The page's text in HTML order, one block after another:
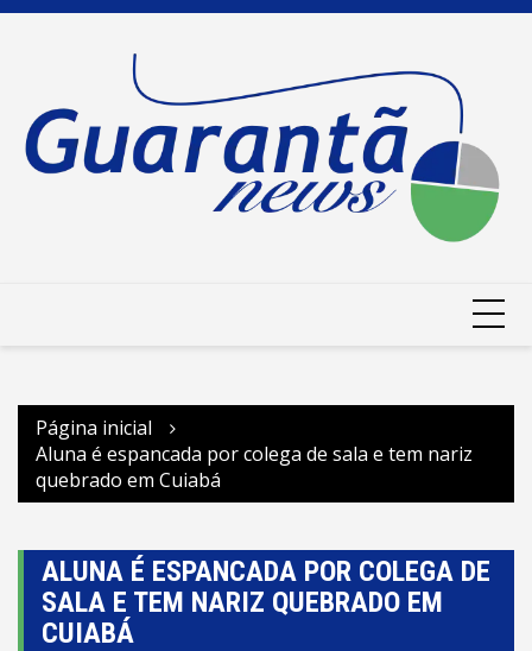
Ir
Página inicial
Aluna é espancada por colega de sala e tem nariz
quebrado em Cuiabá
ALUNA É ESPANCADA POR COLEGA DE
SALA E TEM NARIZ QUEBRADO EM
CUIABÁ